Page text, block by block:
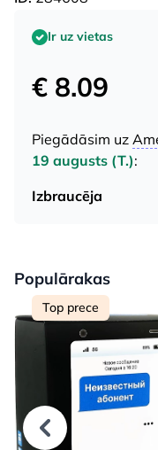
Ir uz vietas
€ 8.09
Piegādāsim uz
19 augusts (T.):
Izbraucēja
Populārakas
Top prece